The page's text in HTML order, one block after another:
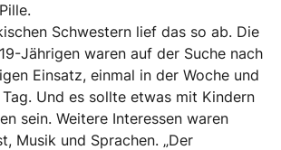
Schwestern lief das so ab. Die
Jährigen waren auf der Suche nach
Einsatz, einmal in der Woche und
Und es sollte etwas mit Kindern
sein. Weitere Interessen waren
Musik und Sprachen. „Der